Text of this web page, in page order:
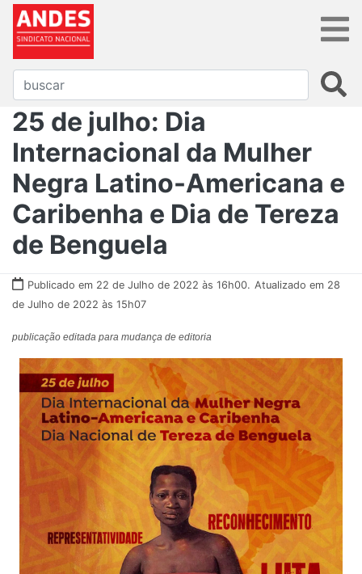
25 de julho: Dia
Internacional da Mulher
Negra Latino-Americana e
Caribenha e Dia de Tereza
de Benguela
Publicado em 22 de Julho de 2022 às 16h00. Atualizado em 28
de Julho de 2022 às 15h07
publicação editada para mudança de editoria